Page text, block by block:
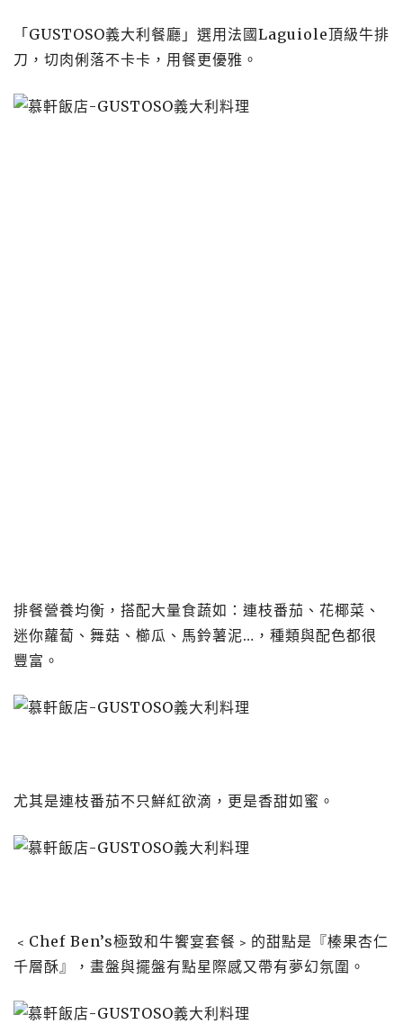
「GUSTOSO義大利餐廳」選用法國Laguiole頂級牛排
刀，切肉俐落不卡卡，用餐更優雅。
排餐營養均衡，搭配大量食蔬如：連枝番茄、花椰菜、
迷你蘿蔔、舞菇、櫛瓜、馬鈴薯泥…，種類與配色都很
豐富。
尤其是連枝番茄不只鮮紅欲滴，更是香甜如蜜。
﹤Chef Ben’s極致和牛饗宴套餐﹥的甜點是『榛果杏仁
千層酥』，畫盤與擺盤有點星際感又帶有夢幻氛圍。